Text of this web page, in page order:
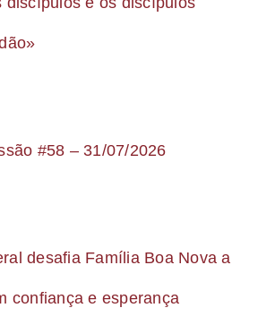
#58 – 31/07/2026
desafia Família Boa Nova a
confiança e esperança